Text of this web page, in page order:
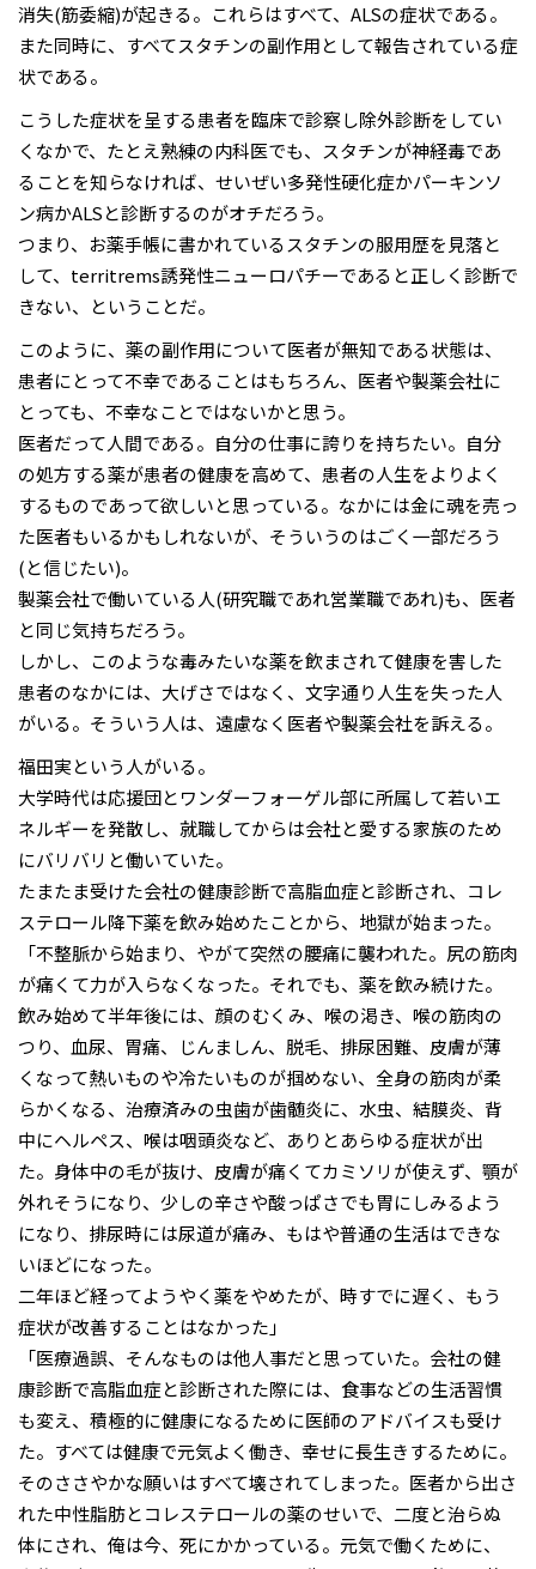
消失(筋委縮)が起きる。これらはすべて、ALSの症状である。
また同時に、すべてスタチンの副作用として報告されている症
状である。
こうした症状を呈する患者を臨床で診察し除外診断をしてい
くなかで、たとえ熟練の内科医でも、スタチンが神経毒であ
ることを知らなければ、せいぜい多発性硬化症かパーキンソ
ン病かALSと診断するのがオチだろう。
つまり、お薬手帳に書かれているスタチンの服用歴を見落と
して、territrems誘発性ニューロパチーであると正しく診断で
きない、ということだ。
このように、薬の副作用について医者が無知である状態は、
患者にとって不幸であることはもちろん、医者や製薬会社に
とっても、不幸なことではないかと思う。
医者だって人間である。自分の仕事に誇りを持ちたい。自分
の処方する薬が患者の健康を高めて、患者の人生をよりよく
するものであって欲しいと思っている。なかには金に魂を売っ
た医者もいるかもしれないが、そういうのはごく一部だろう
(と信じたい)。
製薬会社で働いている人(研究職であれ営業職であれ)も、医者
と同じ気持ちだろう。
しかし、このような毒みたいな薬を飲まされて健康を害した
患者のなかには、大げさではなく、文字通り人生を失った人
がいる。そういう人は、遠慮なく医者や製薬会社を訴える。
福田実という人がいる。
大学時代は応援団とワンダーフォーゲル部に所属して若いエ
ネルギーを発散し、就職してからは会社と愛する家族のため
にバリバリと働いていた。
たまたま受けた会社の健康診断で高脂血症と診断され、コレ
ステロール降下薬を飲み始めたことから、地獄が始まった。
「不整脈から始まり、やがて突然の腰痛に襲われた。尻の筋肉
が痛くて力が入らなくなった。それでも、薬を飲み続けた。
飲み始めて半年後には、顔のむくみ、喉の渇き、喉の筋肉の
つり、血尿、胃痛、じんましん、脱毛、排尿困難、皮膚が薄
くなって熱いものや冷たいものが掴めない、全身の筋肉が柔
らかくなる、治療済みの虫歯が歯髄炎に、水虫、結膜炎、背
中にヘルペス、喉は咽頭炎など、ありとあらゆる症状が出
た。身体中の毛が抜け、皮膚が痛くてカミソリが使えず、顎が
外れそうになり、少しの辛さや酸っぱさでも胃にしみるよう
になり、排尿時には尿道が痛み、もはや普通の生活はできな
いほどになった。
二年ほど経ってようやく薬をやめたが、時すでに遅く、もう
症状が改善することはなかった」
「医療過誤、そんなものは他人事だと思っていた。会社の健
康診断で高脂血症と診断された際には、食事などの生活習慣
も変え、積極的に健康になるために医師のアドバイスも受け
た。すべては健康で元気よく働き、幸せに長生きするために。
そのささやかな願いはすべて壊されてしまった。医者から出さ
れた中性脂肪とコレステロールの薬のせいで、二度と治らぬ
体にされ、俺は今、死にかかっている。元気で働くために、